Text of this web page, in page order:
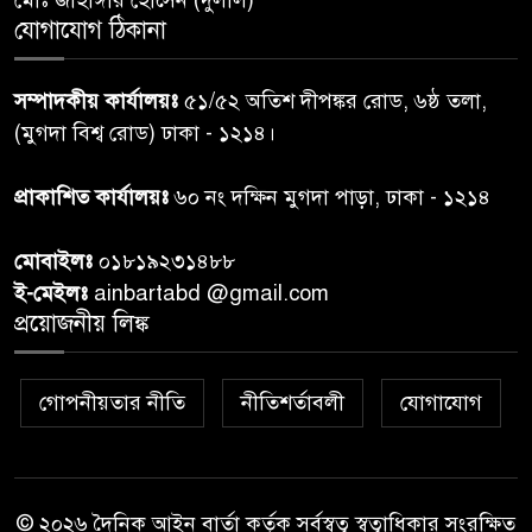
পেশ
তদন্ত শেষ পর্যায়ে, দ্রুত চার্জশিট
৭
রাতের মধ্যে ঢাকাসহ ১০ অঞ্চলে
ঝড়বৃষ্টির পূর্বাভাস
৮
প্রধানমন্ত্রীর সঙ্গে দেখা করে স্বপ্নপূরণ
উপহার
৯
২০ আগস্ট রাষ্ট্রপতি নির্বাচন,
১০
যোগাযোগ ঠিকানা
সম্পাদকীয় কার্যালয়ঃ ৫১/৫২ অতিশ দীপঙ্কর রোড, ৬ষ্ঠ তলা,
(মুগদা বিশ্ব রোড) ঢাকা - ১২১৪।
প্রাকাশিত কার্যালয়ঃ৬০ নং দক্ষিন মুগদা পাড়া, ঢাকা - ১২১৪
মোবাইলঃ ০১৮১৯২৩১৪৮৮
ই-মেইলঃ ainbartabd @gmail.com
প্রয়োজনীয় লিঙ্ক
গোপনীয়তার নীতি নীতিশর্তাবলী যোগাযোগ
© ২০২৬ দৈনিক আইন বার্তা কর্তৃক সর্বস্বত্ব স্বত্বাধিকার সংরক্ষিত